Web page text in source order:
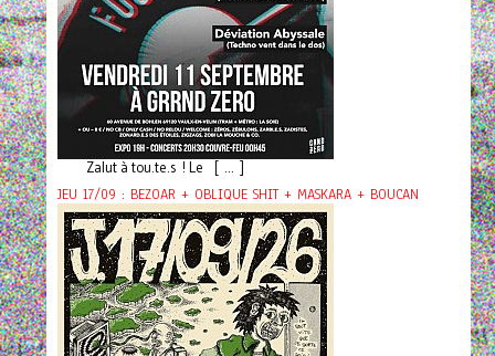
Zalut à tou.te.s ! Le [ ... ]
JEU 17/09 : BEZOAR + OBLIQUE SHIT + MASKARA + BOUCAN